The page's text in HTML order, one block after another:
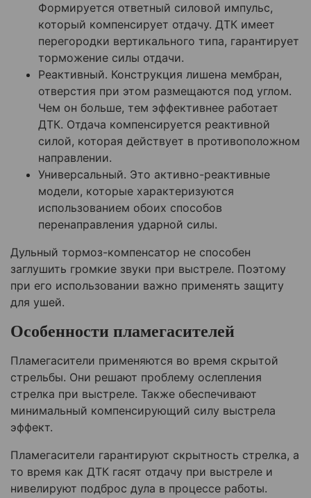
Формируется ответный силовой импульс,
который компенсирует отдачу. ДТК имеет
перегородки вертикального типа, гарантирует
торможение силы отдачи.
Реактивный. Конструкция лишена мембран,
отверстия при этом размещаются под углом.
Чем он больше, тем эффективнее работает
ДТК. Отдача компенсируется реактивной
силой, которая действует в противоположном
направлении.
Универсальный. Это активно-реактивные
модели, которые характеризуются
использованием обоих способов
перенаправления ударной силы.
Дульный тормоз-компенсатор не способен
заглушить громкие звуки при выстреле. Поэтому
при его использовании важно применять защиту
для ушей.
Особенности пламегасителей
Пламегасители применяются во время скрытой
стрельбы. Они решают проблему ослепления
стрелка при выстреле. Также обеспечивают
минимальный компенсирующий силу выстрела
эффект.
Пламегасители гарантируют скрытность стрелка, а
то время как ДТК гасят отдачу при выстреле и
нивелируют подброс дула в процессе работы.